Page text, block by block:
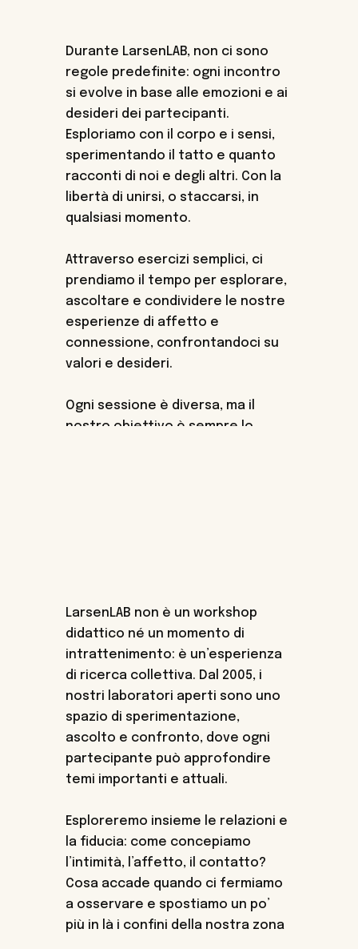
Durante LarsenLAB, non ci sono
regole predefinite: ogni incontro
si evolve in base alle emozioni e ai
desideri dei partecipanti.
Esploriamo con il corpo e i sensi,
sperimentando il tatto e quanto
racconti di noi e degli altri. Con la
libertà di unirsi, o staccarsi, in
qualsiasi momento.
Attraverso esercizi semplici, ci
prendiamo il tempo per esplorare,
ascoltare e condividere le nostre
esperienze di affetto e
connessione, confrontandoci su
valori e desideri.
Ogni sessione è diversa, ma il
nostro obiettivo è sempre lo
LarsenLAB non è un workshop
didattico né un momento di
intrattenimento: è un’esperienza
di ricerca collettiva. Dal 2005, i
nostri laboratori aperti sono uno
spazio di sperimentazione,
ascolto e confronto, dove ogni
partecipante può approfondire
temi importanti e attuali.
Esploreremo insieme le relazioni e
la fiducia: come concepiamo
l’intimità, l’affetto, il contatto?
Cosa accade quando ci fermiamo
a osservare e spostiamo un po’
più in là i confini della nostra zona